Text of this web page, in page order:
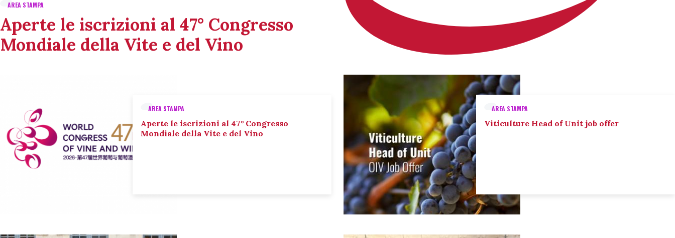
AREA STAMPA
Aperte le iscrizioni al 47° Congresso
Mondiale della Vite e del Vino
AREA STAMPA
Aperte le iscrizioni al 47° Congresso
Mondiale della Vite e del Vino
AREA STAMPA
Viticulture Head of Unit job offer